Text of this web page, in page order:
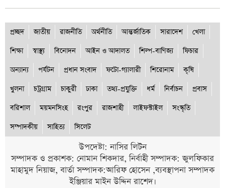
প্রচ্ছদ জাতীয় রাজনীতি অর্থনীতি আন্তর্জাতিক সারাদেশ
খেলা
শিক্ষা
স্বাস্থ্য বিনোদন আইন ও আদালত শিল্প-বাণিজ্য
ফিচার
অন্যান্য
পর্যটন প্রধান সংবাদ ফটো-গ্যালারী শিরোনাম
কৃষি
খুলনা
চট্রগ্রাম চাকুরী ঢাকা তথ্য-প্রযুক্তি ধর্ম নির্বাচন
প্রবাস
বরিশাল
ময়মনসিংহ রংপুর রাজশাহী লাইফস্টাইল
সংস্কৃতি
সম্পাদকীয়
সাহিত্য সিলেট
উপদেষ্টা: নাসির লিটন
সম্পাদক ও প্রকাশক: নোমান শিকদার, নির্বাহী সম্পাদক: জুলফিকার
মাহামুদ নিয়াজ, বার্তা সম্পাদক:আরিফ হোসেন ,ব্যবস্থাপনা সম্পাদক
ইঞ্জিয়ার মাইন উদ্দিন রাশেদ।